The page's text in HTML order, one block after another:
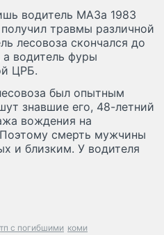
водитель МАЗа 1983
травмы различной
лесовоза скончался до
водитель фуры
ЦРБ.
был опытным
знавшие его, 48-летний
вождения на
смерть мужчины
и близким. У водителя
с погибшими коми